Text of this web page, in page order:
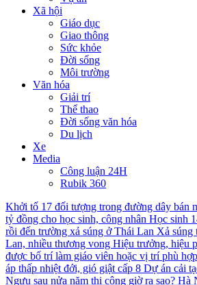
Xã hội
Giáo dục
Giao thông
Sức khỏe
Đời sống
Môi trường
Văn hóa
Giải trí
Thể thao
Đời sống văn hóa
Du lịch
Xe
Media
Công luận 24H
Rubik 360
Khởi tố 17 đối tượng trong đường dây bán
tỷ đồng cho học sinh, công nhân Học sinh
rồi đến trường xả súng ở Thái Lan Xả súng
Lan, nhiều thương vong Hiệu trưởng, hiệu
được bố trí làm giáo viên hoặc vị trí phù hợp
áp thấp nhiệt đới, gió giật cấp 8 Dự án cải
Ngưu sau nửa năm thi công giờ ra sao? Hà